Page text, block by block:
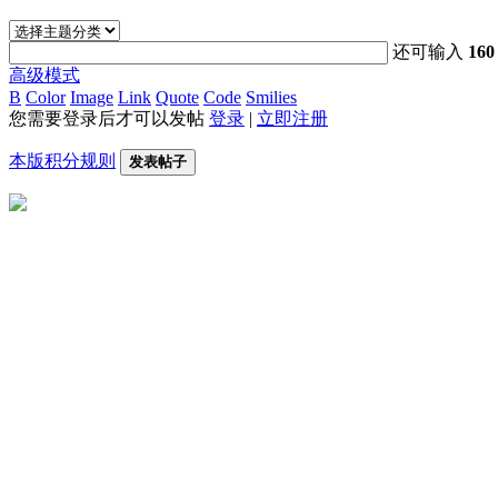
还可输入 160
高级模式
B Color Image Link Quote Code Smilies
您需要登录后才可以发帖 登录 | 立即注册
本版积分规则 发表帖子